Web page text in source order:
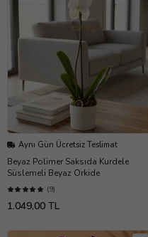
Aynı Gün Ücretsiz Teslimat
Beyaz Polimer Saksıda Kurdele
Süslemeli Beyaz Orkide
(9)
1.049,00 TL